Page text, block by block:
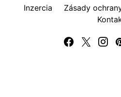
Inzercia
Zásady